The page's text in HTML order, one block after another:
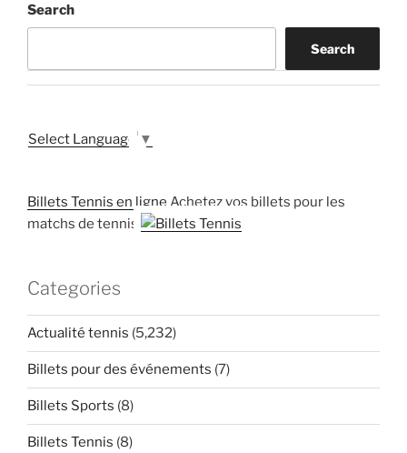
Search
Search
Select Language ▼
Billets Tennis en ligne Achetez vos billets pour les
matchs de tennis
Categories
Actualité tennis (5,232)
Billets pour des événements (7)
Billets Sports (8)
Billets Tennis (8)